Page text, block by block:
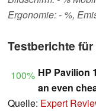
Ergonomie: - %,
Testberichte
100% HP Pavilion
an even
Quelle: Expert